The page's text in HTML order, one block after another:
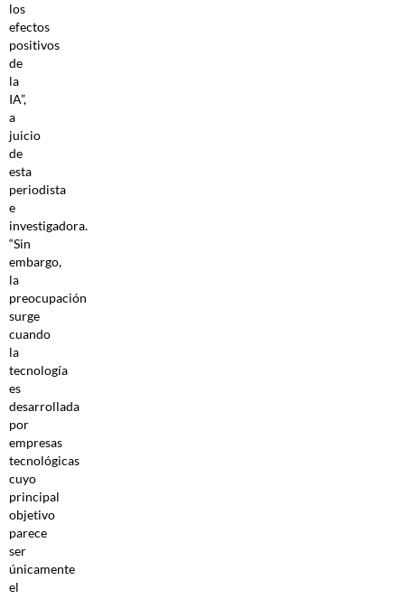
los
efectos
positivos
de
la
IA”,
a
juicio
de
esta
periodista
e
investigadora.
“Sin
embargo,
la
preocupación
surge
cuando
la
tecnología
es
desarrollada
por
empresas
tecnológicas
cuyo
principal
objetivo
parece
ser
únicamente
el